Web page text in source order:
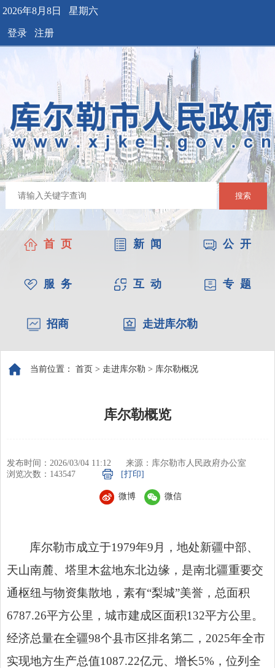
2026年8月8日 星期六
登录 注册
搜索
首 页 新 闻 公 开
服 务 互 动 专 题
招商 走进库尔勒
当前位置： 首页 > 走进库尔勒 > 库尔勒概况
库尔勒概览
发布时间：2026/03/04 11:12
来源：库尔勒市人民政府办公室
浏览次数： 143547 [打印]
微博 微信
库尔勒市成立于1979年9 月，地处新疆中部、
天山南麓、塔里木盆地东北边缘， 是南北疆重要交
通枢纽与物资集散地，素有“梨城”美誉， 总面积
6787.26平方公里，城市建成区面积132平方公里。
经济总量在全疆98个县市区排名第二， 2025年全市
实现地方生产总值1087.22亿元、增长5% ，位列全